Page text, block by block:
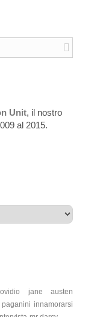
Unit, il nostro
al 2015.
ovidio
jane austen
paganini innamorarsi